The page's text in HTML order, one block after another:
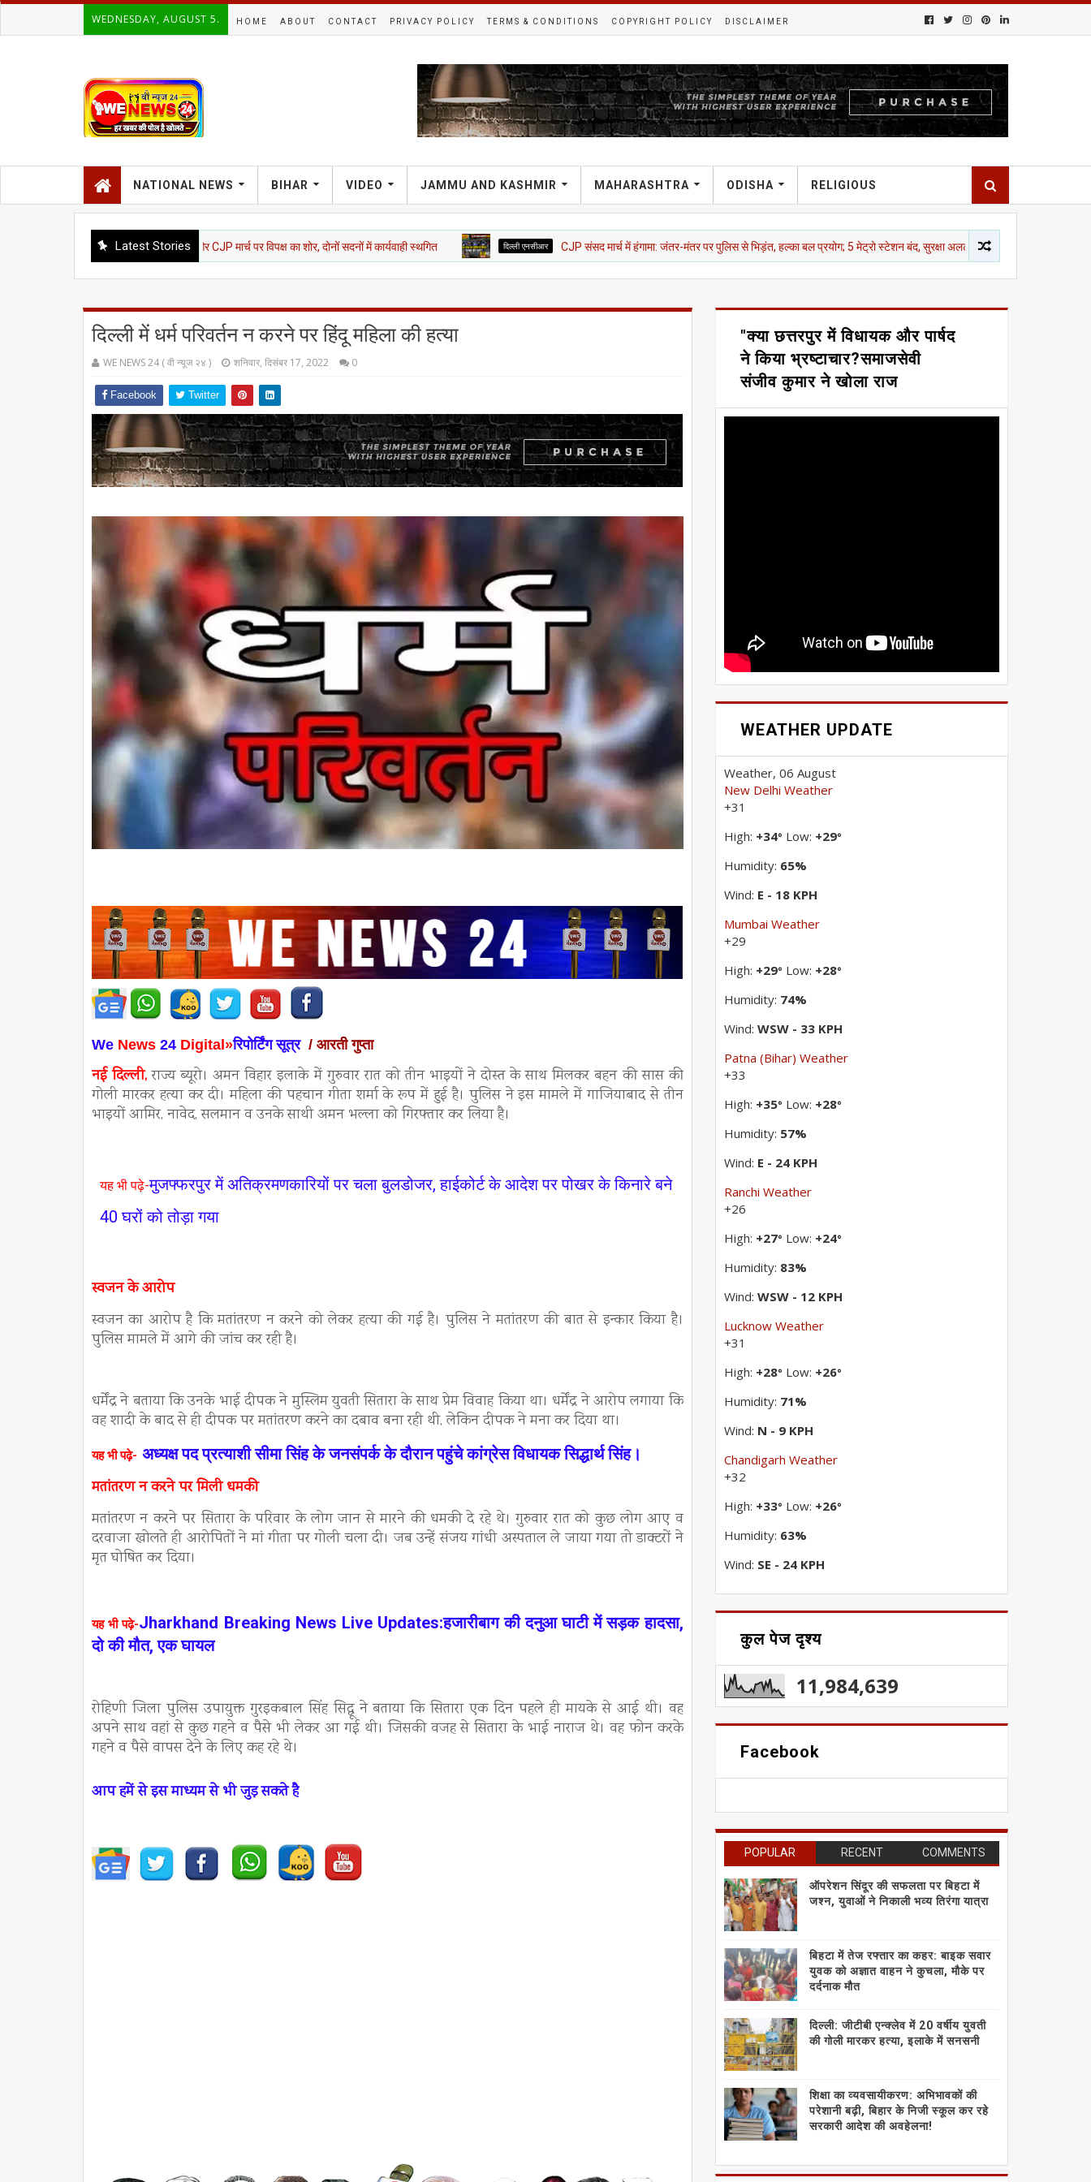
WEDNESDAY, AUGUST 5. HOME ABOUT CONTACT PRIVACY POLICY TERMS & CONDITIONS COPYRIGHT POLICY DISCLAIMER
NATIONAL NEWS BIHAR VIDEO JAMMU AND KASHMIR MAHARASHTRA ODISHA RELIGIOUS
Latest Stories
आगाज: NEET, राम मंदिर चंदा और CJP मार्च पर विपक्ष का शोर, दोनों सदनों में कार्यवाही स्थगित दिल्ली एनसीआर CJP संसद मार्च में हंगामा: जंतर-मंतर पर पुलिस से भिड़ंत, हल्का बल प्रयोग; 5 मेट्रो स्टेशन बंद, सुरक्षा अलर्ट पर दिल्ली
दिल्ली में धर्म परिवर्तन न करने पर हिंदू महिला की हत्या
WE NEWS 24 ( वी न्यूज २४ ) शनिवार, दिसंबर 17, 2022 0
Facebook Twitter
We News 24 Digital»रिपोर्टिंग सूत्र / आरती गुप्ता
नई दिल्ली,राज्य ब्यूरो। अमन विहार इलाके में गुरुवार रात को तीन भाइयों ने दोस्त के साथ मिलकर बहन की सास की
गोली मारकर हत्या कर दी। महिला की पहचान गीता शर्मा के रूप में हुई है। पुलिस ने इस मामले में गाजियाबाद से तीन
भाइयों आमिर, नावेद, सलमान व उनके साथी अमन भल्ला को गिरफ्तार कर लिया है।
यह भी पढ़े-मुजफ्फरपुर में अतिक्रमणकारियों पर चला बुलडोजर, हाईकोर्ट के आदेश पर पोखर के किनारे बने
40 घरों को तोड़ा गया
स्वजन के आरोप
स्वजन का आरोप है कि मतांतरण न करने को लेकर हत्या की गई है। पुलिस ने मतांतरण की बात से इन्कार किया है।
पुलिस मामले में आगे की जांच कर रही है।
धर्मेंद्र ने बताया कि उनके भाई दीपक ने मुस्लिम युवती सितारा के साथ प्रेम विवाह किया था। धर्मेंद्र ने आरोप लगाया कि
वह शादी के बाद से ही दीपक पर मतांतरण करने का दबाव बना रही थी, लेकिन दीपक ने मना कर दिया था।
यह भी पढ़े- अध्यक्ष पद प्रत्याशी सीमा सिंह के जनसंपर्क के दौरान पहुंचे कांग्रेस विधायक सिद्धार्थ सिंह।
मतांतरण न करने पर मिली धमकी
मतांतरण न करने पर सितारा के परिवार के लोग जान से मारने की धमकी दे रहे थे। गुरुवार रात को कुछ लोग आए व
दरवाजा खोलते ही आरोपितों ने मां गीता पर गोली चला दी। जब उन्हें संजय गांधी अस्पताल ले जाया गया तो डाक्टरों ने
मृत घोषित कर दिया।
यह भी पढ़े-Jharkhand Breaking News Live Updates:हजारीबाग की दनुआ घाटी में सड़क हादसा,
दो की मौत, एक घायल
रोहिणी जिला पुलिस उपायुक्त गुरइकबाल सिंह सिद्धू ने बताया कि सितारा एक दिन पहले ही मायके से आई थी। वह
अपने साथ वहां से कुछ गहने व पैसे भी लेकर आ गई थी। जिसकी वजह से सितारा के भाई नाराज थे। वह फोन करके
गहने व पैसे वापस देने के लिए कह रहे थे।
आप हमें से इस माध्यम से भी जुड़ सकते है
"क्या छत्तरपुर में विधायक और पार्षद
ने किया भ्रष्टाचार?समाजसेवी
संजीव कुमार ने खोला राज
WEATHER UPDATE
Weather, 06 August
New Delhi Weather
+31
High: +34° Low: +29°
Humidity: 65%
Wind: E - 18 KPH
Mumbai Weather
+29
High: +29° Low: +28°
Humidity: 74%
Wind:WSW - 33 KPH
Patna (Bihar) Weather
+33
High: +35° Low: +28°
Humidity: 57%
Wind: E - 24 KPH
Ranchi Weather
+26
High: +27° Low: +24°
Humidity: 83%
Wind:WSW - 12 KPH
Lucknow Weather
+31
High: +28° Low: +26°
Humidity: 71%
Wind: N - 9 KPH
Chandigarh Weather
+32
High: +33° Low: +26°
Humidity: 63%
Wind: SE - 24 KPH
कुल पेज दृश्य
11,984,639
Facebook
POPULAR RECENT COMMENTS
ऑपरेशन सिंदूर की सफलता पर बिहटा में
जश्न, युवाओं ने निकाली भव्य तिरंगा यात्रा
बिहटा में तेज रफ्तार का कहर: बाइक सवार
युवक को अज्ञात वाहन ने कुचला, मौके पर
दर्दनाक मौत
दिल्ली: जीटीबी एन्क्लेव में 20 वर्षीय युवती
की गोली मारकर हत्या, इलाके में सनसनी
शिक्षा का व्यवसायीकरण: अभिभावकों की
परेशानी बढ़ी, बिहार के निजी स्कूल कर रहे
सरकारी आदेश की अवहेलना!